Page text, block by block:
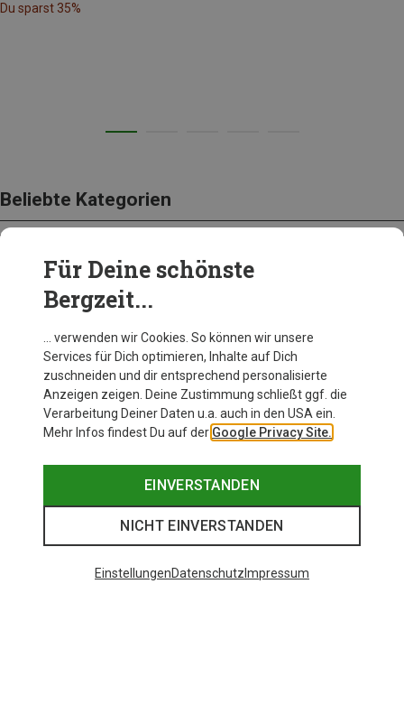
Du sparst 35%
Beliebte Kategorien
BEKLEIDUNG
Für Deine schönste
Bergzeit...
… verwenden wir Cookies. So können wir unsere
Services für Dich optimieren, Inhalte auf Dich
zuschneiden und dir entsprechend personalisierte
Anzeigen zeigen. Deine Zustimmung schließt ggf. die
Verarbeitung Deiner Daten u.a. auch in den USA ein.
Mehr Infos findest Du auf der Google Privacy Site.
EINVERSTANDEN
NICHT EINVERSTANDEN
EinstellungenDatenschutz Impressum